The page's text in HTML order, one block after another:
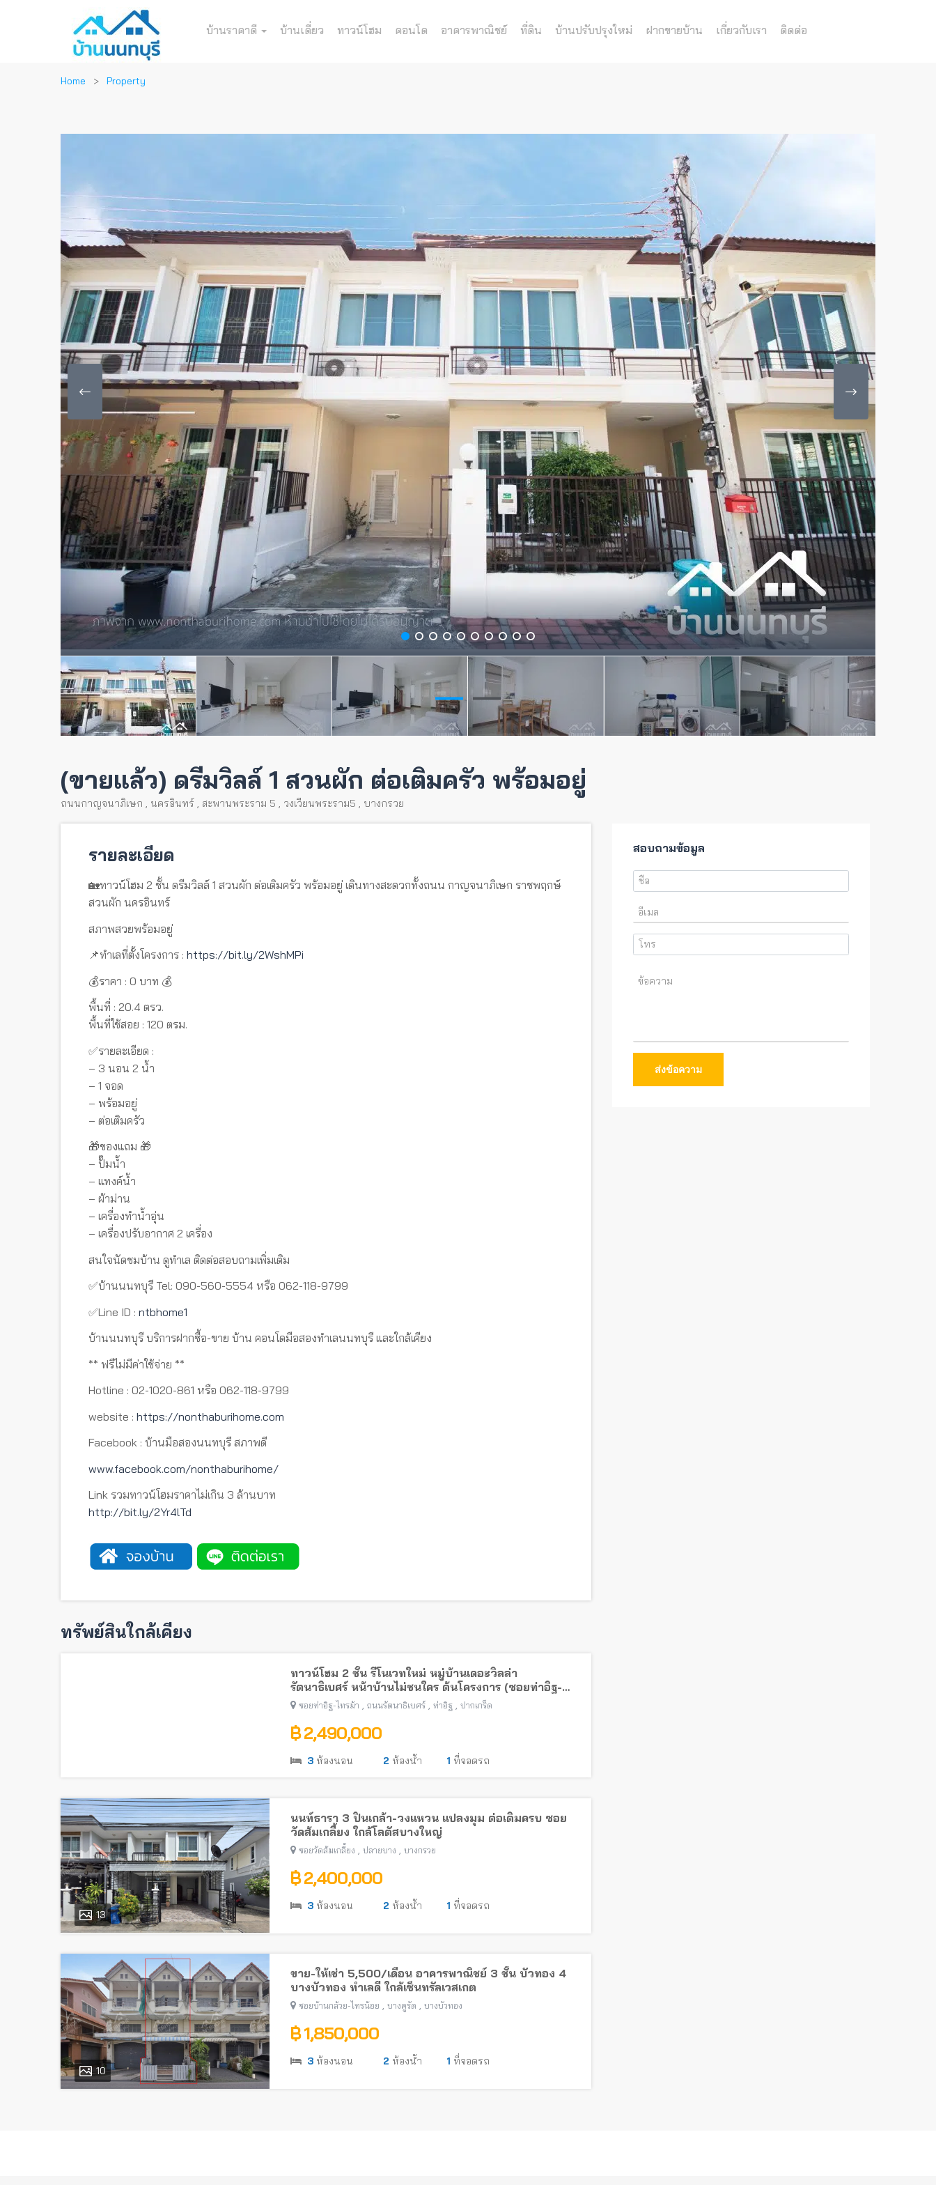
บ้านราคาดี บ้านเดี่ยว ทาวน์โฮม คอนโด อาคารพาณิชย์ ที่ดิน บ้านปรับปรุงใหม่ ฝากขายบ้าน เกี่ยวกับเรา ติดต่อ
Home Property
(ขายแล้ว) ดรีมวิลล์ 1 สวนผัก ต่อเติมครัว พร้อมอยู่
ถนนกาญจนาภิเษก , นครอินทร์ , สะพานพระราม 5 , วงเวียนพระราม5 , บางกรวย
รายละเอียด
🏡ทาวน์โฮม 2 ชั้น ดรีมวิลล์ 1 สวนผัก ต่อเติมครัว พร้อมอยู่ เดินทางสะดวกทั้งถนน กาญจนาภิเษก ราชพฤกษ์
สวนผัก นครอินทร์
สภาพสวยพร้อมอยู่
📌ทำเลที่ตั้งโครงการ : https://bit.ly/2WshMPi
💰ราคา : 0 บาท 💰
พื้นที่ : 20.4 ตรว.
พื้นที่ใช้สอย : 120 ตรม.
✅รายละเอียด :
– 3 นอน 2 น้ำ
– 1 จอด
– พร้อมอยู่
– ต่อเติมครัว
🎁ของแถม 🎁
– ปั๊มน้ำ
– แทงค์น้ำ
– ผ้าม่าน
– เครื่องทำน้ำอุ่น
– เครื่องปรับอากาศ 2 เครื่อง
สนใจนัดชมบ้าน ดูทำเล ติดต่อสอบถามเพิ่มเติม
✅บ้านนนทบุรี Tel: 090-560-5554 หรือ 062-118-9799
✅Line ID : ntbhome1
บ้านนนทบุรี บริการฝากซื้อ-ขาย บ้าน คอนโดมือสองทำเลนนทบุรี และใกล้เคียง
** ฟรีไม่มีค่าใช้จ่าย **
Hotline : 02-1020-861 หรือ 062-118-9799
website : https://nonthaburihome.com
Facebook : บ้านมือสองนนทบุรี สภาพดี
www.facebook.com/nonthaburihome/
Link รวมทาวน์โฮมราคาไม่เกิน 3 ล้านบาท
http://bit.ly/2Yr4lTd
ทรัพย์สินใกล้เคียง
ทาวน์โฮม 2 ชั้น รีโนเวทใหม่ หมู่บ้านเดอะวิลล่า
รัตนาธิเบศร์ หน้าบ้านไม่ชนใคร ต้นโครงการ (ซอยท่าอิฐ-
ไทรม้า) พร้อมอยู่ใกล้รถไฟฟ้าสายสีม่วง
ซอยท่าอิฐ-ไทรม้า ถนนรัตนาธิเบศร์ ท่าอิฐ ปากเกร็ด
฿ 2,490,000
3 ห้องนอน 2 ห้องน้ำ 1 ที่จอดรถ
13
นนท์ธารา 3 ปิ่นเกล้า-วงแหวน แปลงมุม ต่อเติมครบ ซอย
วัดส้มเกลี้ยง ใกล้โลตัสบางใหญ่
ซอยวัดส้มเกลี้ยง ปลายบาง บางกรวย
฿ 2,400,000
3 ห้องนอน 2 ห้องน้ำ 1 ที่จอดรถ
10
ขาย-ให้เช่า 5,500/เดือน อาคารพาณิชย์ 3 ชั้น บัวทอง 4
บางบัวทอง ทำเลดี ใกล้เซ็นทรัลเวสเกต
ซอยบ้านกล้วย-ไทรน้อย , บางคูรัด , บางบัวทอง
฿ 1,850,000
3 ห้องนอน 2 ห้องน้ำ 1 ที่จอดรถ
สอบถามข้อมูล
ส่งข้อความ